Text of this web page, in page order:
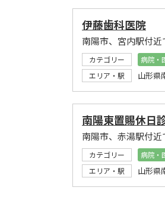
伊藤歯科医院
南陽市、宮内駅付
カテゴリー 病院・
エリア・駅
山形県
南陽東置賜休日
南陽市、赤湯駅付
カテゴリー 病院・
エリア・駅
山形県